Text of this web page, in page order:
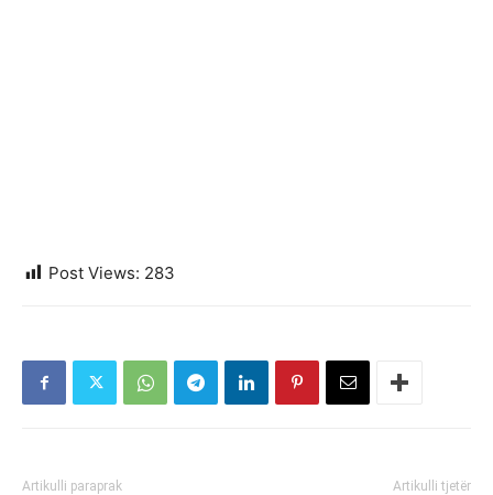
Post Views: 283
Artikulli paraprak Artikulli tjetër